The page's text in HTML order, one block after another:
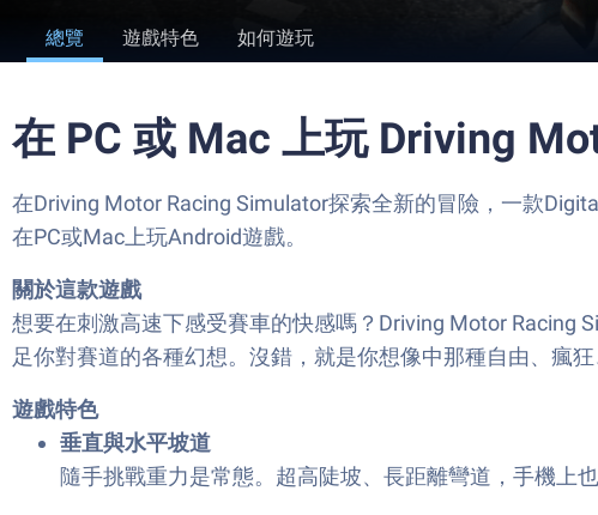
總覽 遊戲特色 如何遊玩
在 PC 或 Mac 上玩 Driving
在Driving Motor Racing Simulator探索全新的冒險，一款
在PC或Mac上玩Android遊戲。
關於這款遊戲
想要在刺激高速下感受賽車的快感嗎？Driving Motor Racing
足你對賽道的各種幻想。沒錯，就是你想像中那種自由、瘋
遊戲特色
垂直與水平坡道
隨手挑戰重力是常態。超高陡坡、長距離彎道，手機上